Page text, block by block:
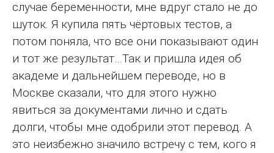
случае беременности, мне вдруг стало не до
шуток. Я купила пять чёртовых тестов, а
потом поняла, что все они показывают один
и тот же результат…Так и пришла идея об
академе и дальнейшем переводе, но в
Москве сказали, что для этого нужно
явиться за документами лично и сдать
долги, чтобы мне одобрили этот перевод. А
это неизбежно значило встречу с тем, кого я